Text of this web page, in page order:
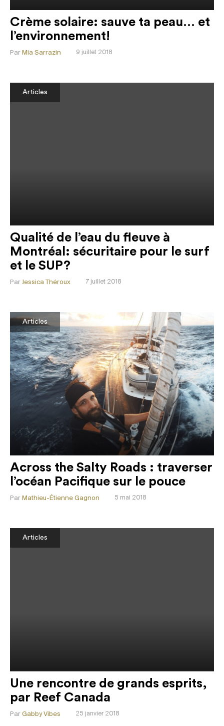
Crème solaire: sauve ta peau… et
l’environnement!
9 juillet 2018
Par Mia Sarrazin
Articles
Qualité de l’eau du fleuve à
Montréal: sécuritaire pour le surf
et le SUP?
7 juillet 2018
Par Jessica Théroux
Articles
Across the Salty Roads : traverser
l’océan Pacifique sur le pouce
5 mai 2018
Par Mathieu-Étienne Gagnon
Articles
Une rencontre de grands esprits,
par Reef Canada
25 janvier 2018
Par Gabby Vibes